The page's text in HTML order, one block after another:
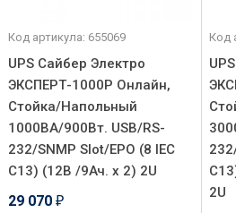
Код артикула: 655069
UPS Сайбер Электро
ЭКСПЕРТ-1000Р Онлайн,
Стойка/Напольный
1000ВА/900Вт. USB/RS-
232/SNMP Slot/EPO (8 IEC
С13) (12В /9Ач. х 2) 2U
29 070 ₽
Код
2U